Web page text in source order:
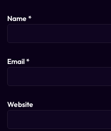
Name*
Email*
Website